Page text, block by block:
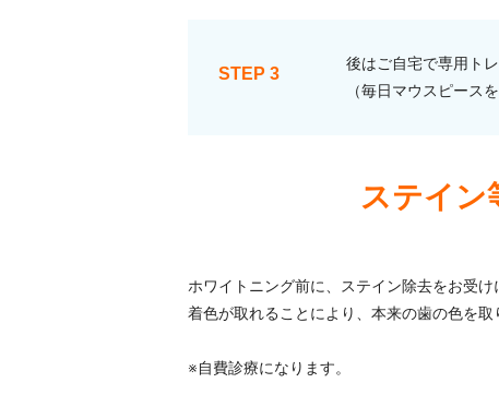
STEP 3
後はご自宅で専用ト
（毎日マウスピース
ステイン
ホワイトニング前に、ステイン除去をお受け
着色が取れることにより、本来の歯の色を取
※自費診療になります。